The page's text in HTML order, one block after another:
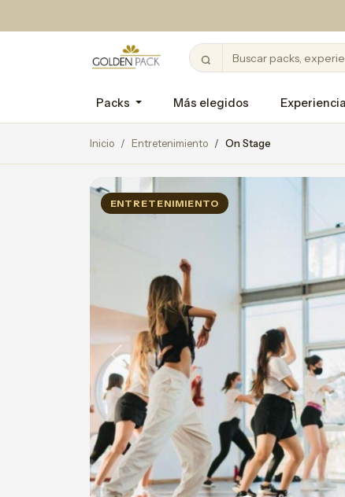
Packs Más elegidos
Inicio Entretenimiento On Stage
ENTRETENIMIENTO
Previous